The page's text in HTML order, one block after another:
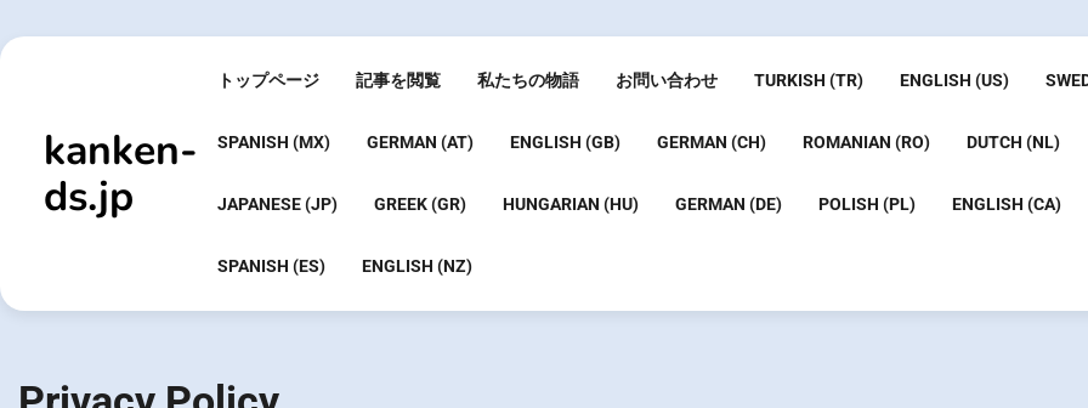
to
kanken-
ds.jp
トップページ 記事を閲覧 私たちの物語 お問い合わせ TURKISH (TR) ENGLISH (US)
SPANISH (MX) GERMAN (AT) ENGLISH (GB) GERMAN (CH) ROMANIAN (RO) DUTCH (NL)
JAPANESE (JP) GREEK (GR) HUNGARIAN (HU) GERMAN (DE) POLISH (PL) ENGLISH (CA)
SPANISH (ES) ENGLISH (NZ)